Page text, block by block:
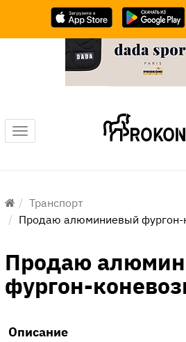
Меню
Транспорт
Продаю алюминиевый фургон-
Продаю
фургон-
Описание